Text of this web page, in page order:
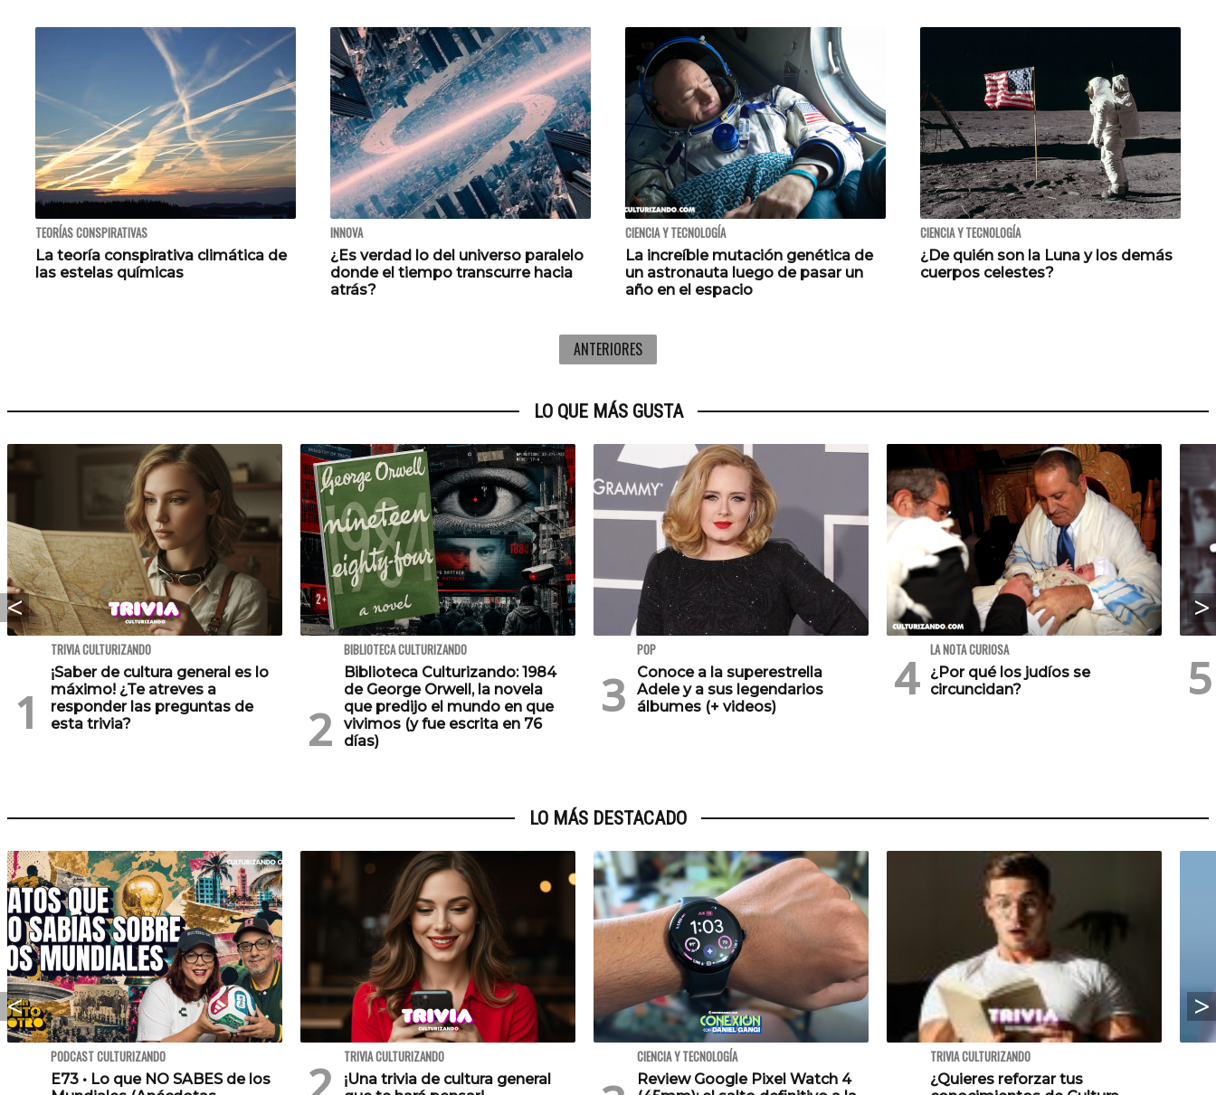
TEORÍAS CONSPIRATIVAS
La teoría conspirativa climática de
las estelas químicas
INNOVA
¿Es verdad lo del universo paralelo
donde el tiempo transcurre hacia
atrás?
CIENCIA Y TECNOLOGÍA
La increíble mutación genética de
un astronauta luego de pasar un
año en el espacio
CIENCIA Y TECNOLOGÍA
¿De quién son la Luna y los demás
cuerpos celestes?
ANTERIORES
LO QUE MÁS GUSTA
TRIVIA CULTURIZANDO
¡Saber de cultura general es lo
máximo! ¿Te atreves a
responder las preguntas de
esta trivia?
BIBLIOTECA CULTURIZANDO
Biblioteca Culturizando: 1984
de George Orwell, la novela
que predijo el mundo en que
vivimos (y fue escrita en 76
días)
POP
Conoce a la superestrella
Adele y a sus legendarios
álbumes (+ videos)
LA NOTA CURIOSA
¿Por qué los judíos se
circuncidan?
LO MÁS DESTACADO
PODCAST CULTURIZANDO
E73 • Lo que NO SABES de los
TRIVIA CULTURIZANDO
¡Una trivia de cultura general
CIENCIA Y TECNOLOGÍA
Review Google Pixel Watch 4
TRIVIA CULTURIZANDO
¿Quieres reforzar tus